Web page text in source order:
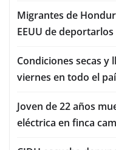
Migrantes de
EEUU de
Condiciones secas y
viernes en todo el
Joven de 22 años
eléctrica en finca